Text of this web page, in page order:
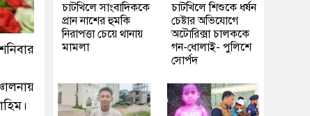
চাটখিলে সাংবাদিককে
প্রান নাশের হুমকি
নিরাপত্তা চেয়ে থানায়
মামলা
চাটখিলে শিশুকে ধর্ষন
চেষ্টার অভিযোগে
অটোরিক্সা চালককে
গন-ধোলাই- পুলিশে
সোর্পদ